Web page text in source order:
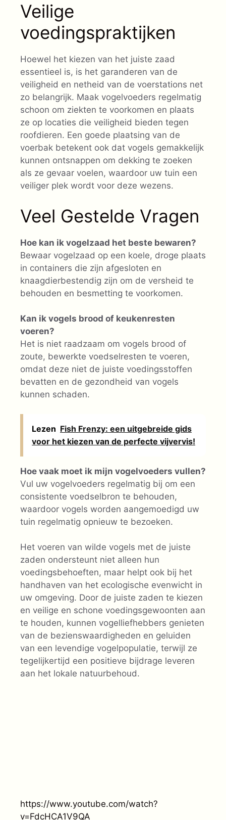
Veilige
voedingspraktijken
Hoewel het kiezen van het juiste zaad
essentieel is, is het garanderen van de
veiligheid en netheid van de voerstations net
zo belangrijk. Maak vogelvoeders regelmatig
schoon om ziekten te voorkomen en plaats
ze op locaties die veiligheid bieden tegen
roofdieren. Een goede plaatsing van de
voerbak betekent ook dat vogels gemakkelijk
kunnen ontsnappen om dekking te zoeken
als ze gevaar voelen, waardoor uw tuin een
veiliger plek wordt voor deze wezens.
Veel Gestelde Vragen
Hoe kan ik vogelzaad het beste bewaren?
Bewaar vogelzaad op een koele, droge plaats
in containers die zijn afgesloten en
knaagdierbestendig zijn om de versheid te
behouden en besmetting te voorkomen.
Kan ik vogels brood of keukenresten
voeren?
Het is niet raadzaam om vogels brood of
zoute, bewerkte voedselresten te voeren,
omdat deze niet de juiste voedingsstoffen
bevatten en de gezondheid van vogels
kunnen schaden.
Lezen Fish Frenzy: een uitgebreide gids
voor het kiezen van de perfecte vijvervis!
Hoe vaak moet ik mijn vogelvoeders vullen?
Vul uw vogelvoeders regelmatig bij om een
consistente voedselbron te behouden,
waardoor vogels worden aangemoedigd uw
tuin regelmatig opnieuw te bezoeken.
Het voeren van wilde vogels met de juiste
zaden ondersteunt niet alleen hun
voedingsbehoeften, maar helpt ook bij het
handhaven van het ecologische evenwicht in
uw omgeving. Door de juiste zaden te kiezen
en veilige en schone voedingsgewoonten aan
te houden, kunnen vogelliefhebbers genieten
van de bezienswaardigheden en geluiden
van een levendige vogelpopulatie, terwijl ze
tegelijkertijd een positieve bijdrage leveren
aan het lokale natuurbehoud.
https://www.youtube.com/watch?
v=FdcHCA1V9QA